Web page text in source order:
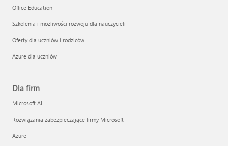
Office Education
Szkolenia i możliwości rozwoju dla nauczycieli
Oferty dla uczniów i rodziców
Azure dla uczniów
Dla firm
Microsoft AI
Rozwiązania zabezpieczające firmy Microsoft
Azure